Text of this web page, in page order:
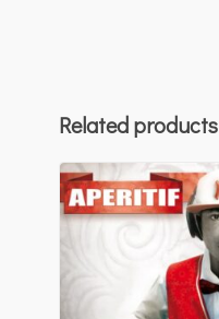
Related products